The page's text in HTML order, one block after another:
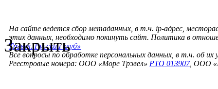
На сайте ведется сбор метаданных, в т.ч. ip-адрес,
этих данных, необходимо покинуть сайт. Политика в
Трэвел. Русский клуб»
Все вопросы по обработке персональных данных, в т.ч. об их
Реестровые номера: ООО «Море Трэвел» РТО 013907, ООО
Закрыть